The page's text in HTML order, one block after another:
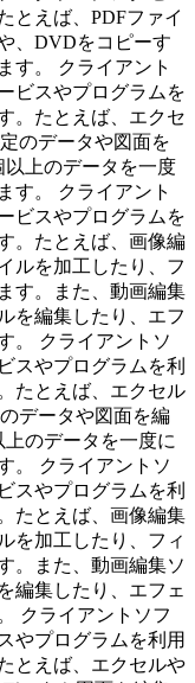
とえば、PDFファイ
、DVDをコピーす
す。 クライアント
ビスやプログラムを
。たとえば、エクセ
のデータや図面を
上のデータを一度
す。 クライアント
ビスやプログラムを
。たとえば、画像編
ルを加工したり、フ
す。また、動画編集
を編集したり、エフ
。 クライアントソ
スやプログラムを利
たとえば、エクセル
データや図面を編
のデータを一度に
。 クライアントソ
スやプログラムを利
たとえば、画像編集
を加工したり、フィ
。また、動画編集ソ
編集したり、エフェ
クライアントソフ
やプログラムを利用
とえば、エクセルや